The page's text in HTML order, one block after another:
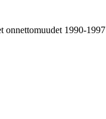
onnettomuudet 1990-1997